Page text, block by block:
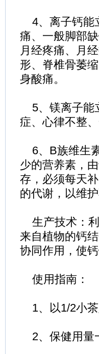
4、离子钙能
痛、一般脚部
月经疼痛、月
形、脊椎骨萎
身酸痛。
5、镁离子能
症、心律不整
6、B族维生
少的营养素，
存，必须每天
的代谢，以维
生产技术：利
来自植物的钙
协同作用，使
使用指南：
1、以1/2小茶
2、保健用量